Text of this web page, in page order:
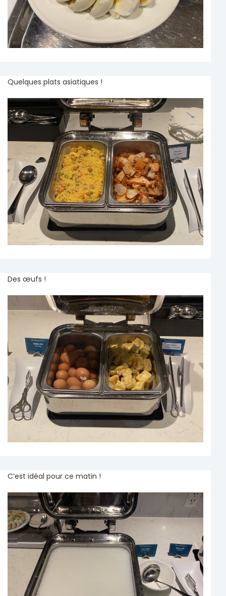
Quelques plats asiatiques !
Des œufs !
C’est idéal pour ce matin !